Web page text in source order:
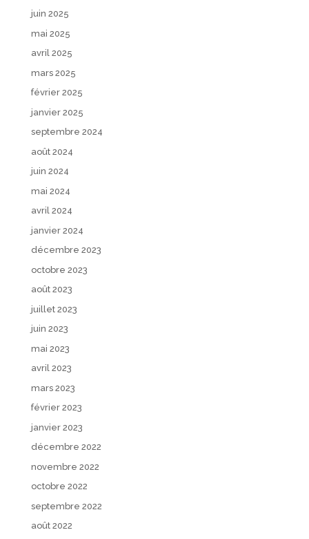
juin 2025
mai 2025
avril 2025
mars 2025
février 2025
janvier 2025
septembre 2024
août 2024
juin 2024
mai 2024
avril 2024
janvier 2024
décembre 2023
octobre 2023
août 2023
juillet 2023
juin 2023
mai 2023
avril 2023
mars 2023
février 2023
janvier 2023
décembre 2022
novembre 2022
octobre 2022
septembre 2022
août 2022